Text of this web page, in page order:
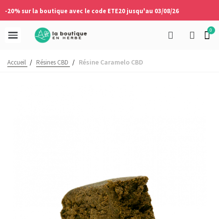
-20% sur la boutique avec le code ETE20 jusqu'au 03/08/26
Accueil / Résines CBD / Résine Caramelo CBD